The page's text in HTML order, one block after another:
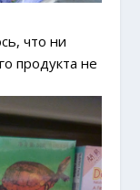
что ни
продукта не